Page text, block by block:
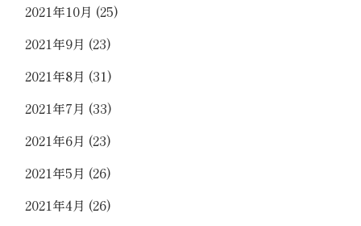
2021年10月 (25)
2021年9月 (23)
2021年8月 (31)
2021年7月 (33)
2021年6月 (23)
2021年5月 (26)
2021年4月 (26)